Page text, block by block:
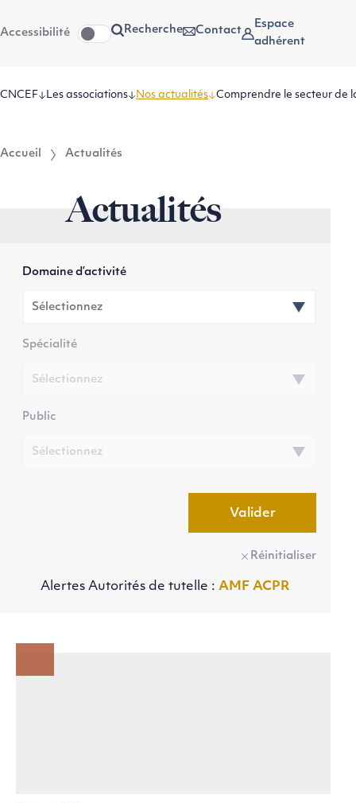
au
contenu
Accessibilité Recherche Contact
Espace
adhérent
CNCEF Les associations Nos actualités Comprendre le secteur de
Accueil Actualités
Actualités
Alertes Autorités de tutelle : AMF ACPR
Domaine d’activité
Spécialité
Public
Valider
Réinitialiser